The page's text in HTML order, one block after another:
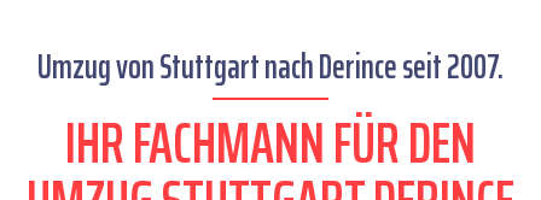
Umzug von Stuttgart nach Derince seit 2007.
IHR FACHMANN FÜR DEN